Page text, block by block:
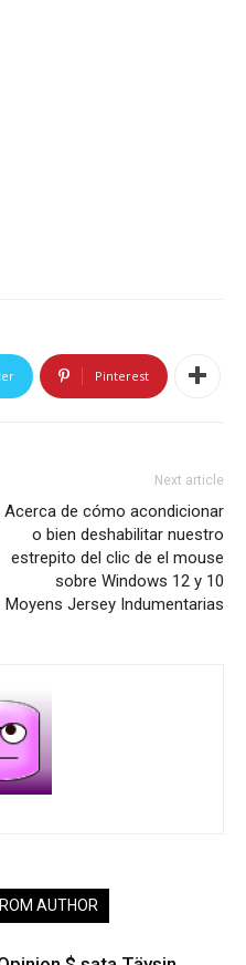
Pinterest
Next article
Acerca de cómo acondicionar
o bien deshabilitar nuestro
estrepito del clic de el mouse
sobre Windows 12 y 10
Moyens Jersey Indumentarias
AUTHOR